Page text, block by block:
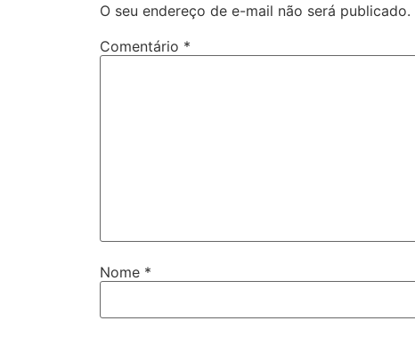
O seu endereço de e-mail não será publicado.
Comentário *
Nome *